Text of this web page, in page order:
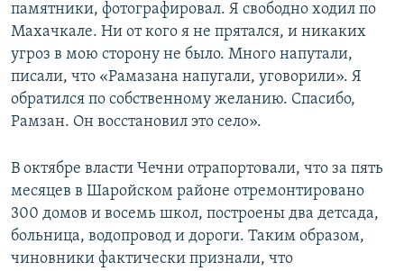
памятники, фотографировал. Я свободно ходил по
Махачкале. Ни от кого я не прятался, и никаких
угроз в мою сторону не было. Много напутали,
писали, что «Рамазана напугали, уговорили». Я
обратился по собственному желанию. Спасибо,
Рамзан. Он восстановил это село».
В октябре власти Чечни отрапортовали, что за пять
месяцев в Шаройском районе отремонтировано
300 домов и восемь школ, построены два детсада,
больница, водопровод и дороги. Таким образом,
чиновники фактически признали, что